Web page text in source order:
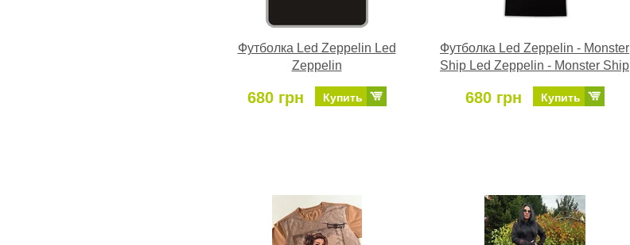
Футболка Led Zeppelin Led
Zeppelin
680 грн Купить
Футболка Led Zeppelin - Monster
Ship Led Zeppelin - Monster Ship
680 грн Купить